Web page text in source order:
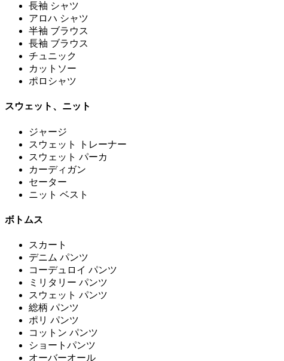
長袖 シャツ
アロハ シャツ
半袖 ブラウス
長袖 ブラウス
チュニック
カットソー
ポロシャツ
スウェット、ニット
ジャージ
スウェット トレーナー
スウェット パーカ
カーディガン
セーター
ニット ベスト
ボトムス
スカート
デニム パンツ
コーデュロイ パンツ
ミリタリー パンツ
スウェット パンツ
総柄 パンツ
ポリ パンツ
コットン パンツ
ショートパンツ
オーバーオール